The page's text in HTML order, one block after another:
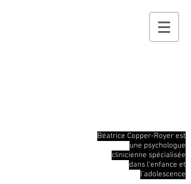
Béatrice Copper-Royer est
une psychologue
clinicienne spécialisée
dans l'enfance et
l'adolescence